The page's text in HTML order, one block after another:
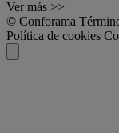
Ver más >>
© Conforama
Política de cookies